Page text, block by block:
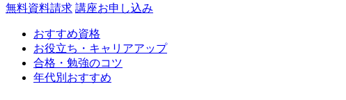
無料資料請求 講座お申し込み
おすすめ資格
お役立ち・キャリアアップ
合格・勉強のコツ
年代別おすすめ